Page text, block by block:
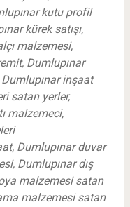
kutu profil
kürek satışı,
malzemesi,
Dumlupınar
inşaat
satan yerler,
malzemeci,
Dumlupınar duvar
Dumlupınar dış
malzemesi satan
malzemesi satan